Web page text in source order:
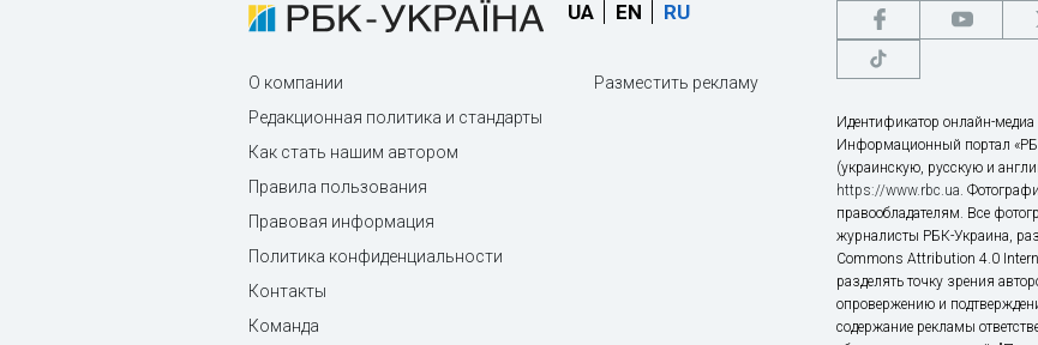
UA EN RU
О компании
Редакционная политика и стандарты
Как стать нашим автором
Правила пользования
Правовая информация
Политика конфиденциальности
Контакты
Команда
Разместить рекламу
Идентификатор онлайн-медиа
Информационный портал
(украинскую, русскую и
https://www.rbc.ua.
правообладателям. Все
журналисты РБК-Украина,
Commons Attribution 4.0
разделять точку зрения
опровержению и
содержание рекламы